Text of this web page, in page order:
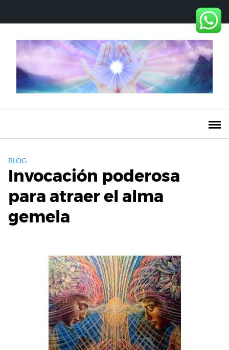
contenido
BLOG
Invocación poderosa
para atraer el alma
gemela